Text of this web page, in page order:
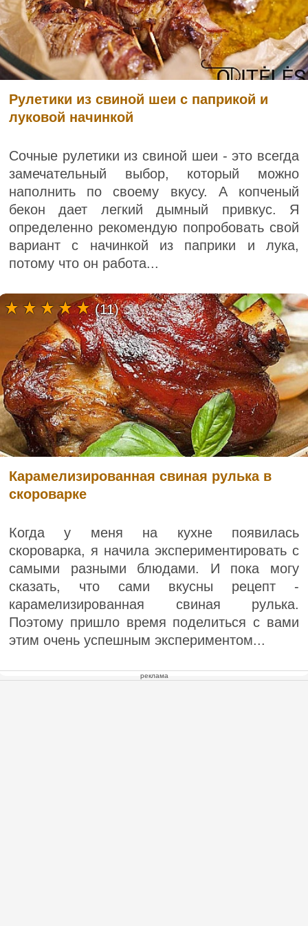
Рулетики из свиной шеи с паприкой и
луковой начинкой
Сочные рулетики из свиной шеи - это всегда
замечательный выбор, который можно
наполнить по своему вкусу. А копченый
бекон дает легкий дымный привкус. Я
определенно рекомендую попробовать свой
вариант с начинкой из паприки и лука,
потому что он работа...
Карамелизированная свиная рулька в
скороварке
Когда у меня на кухне появилась
скороварка, я начила экспериментировать с
самыми разными блюдами. И пока могу
сказать, что сами вкусны рецепт -
карамелизированная свиная рулька.
Поэтому пришло время поделиться с вами
этим очень успешным экспериментом...
(11)
реклама